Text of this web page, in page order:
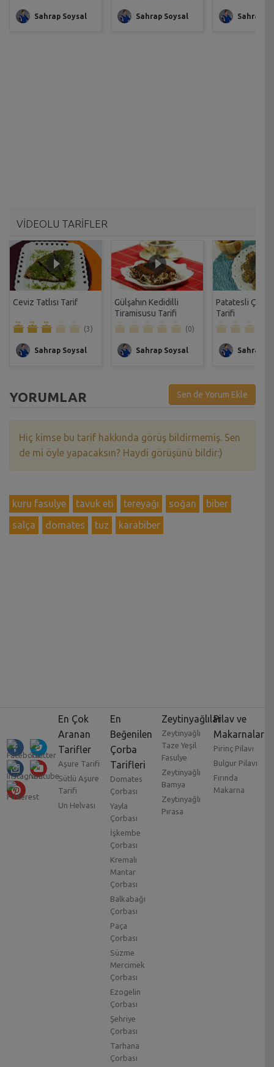
Sahrap Soysal Sahrap Soysal Sahrap
VİDEOLU TARİFLER
Ceviz Tatlısı Tarif
(3)
Sahrap Soysal
Gülşahın Kedidilli
Tiramisusu Tarifi
(0)
Sahrap Soysal
Patatesli Çıtır
Tarifi
Sahrap
YORUMLAR Sen de Yorum Ekle
Hiç kimse bu tarif hakkında görüş bildirmemiş. Sen
de mi öyle yapacaksın? Haydi görüşünü bildir:)
kuru fasulye tavuk eti tereyağı soğan
biber
salça
domates tuz karabiber
En Çok
Aranan
Tarifler
Aşure Tarifi
Sütlü Aşure
Tarifi
Un Helvası
En
Beğenilen
Çorba
Tarifleri
Domates
Çorbası
Yayla
Çorbası
İşkembe
Çorbası
Kremalı
Mantar
Çorbası
Balkabağı
Çorbası
Paça
Çorbası
Süzme
Mercimek
Çorbası
Ezogelin
Çorbası
Şehriye
Çorbası
Tarhana
Çorbası
Zeytinyağlılar
Zeytinyağlı
Taze Yeşil
Fasulye
Zeytinyağlı
Bamya
Zeytinyağlı
Pırasa
Pilav ve
Makarnalar
Pirinç Pilavı
Bulgur Pilavı
Fırında
Makarna